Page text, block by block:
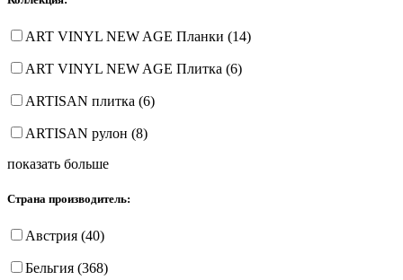
ART VINYL NEW AGE Планки (14)
ART VINYL NEW AGE Плитка (6)
ARTISAN плитка (6)
ARTISAN рулон (8)
показать больше
Страна производитель:
Австрия (40)
Бельгия (368)